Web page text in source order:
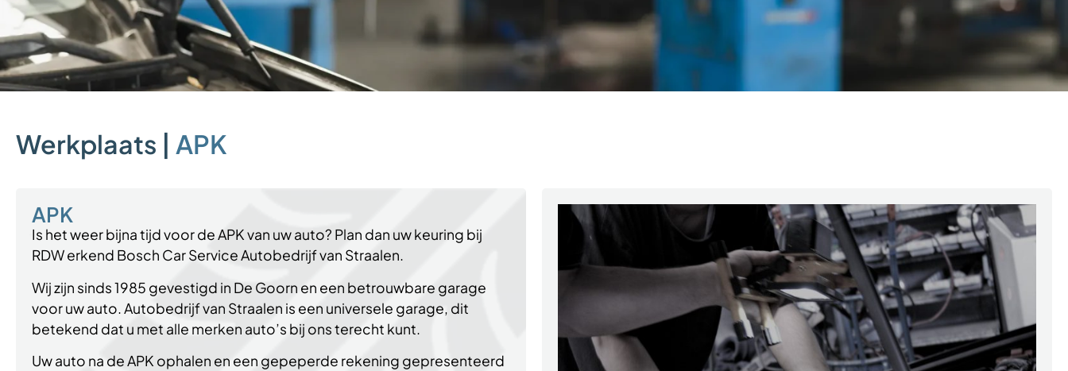
Werkplaats | APK
APK
Is het weer bijna tijd voor de APK van uw auto? Plan dan uw keuring bij
RDW erkend Bosch Car Service Autobedrijf van Straalen.
Wij zijn sinds 1985 gevestigd in De Goorn en een betrouwbare garage
voor uw auto. Autobedrijf van Straalen is een universele garage, dit
betekend dat u met alle merken auto’s bij ons terecht kunt.
Uw auto na de APK ophalen en een gepeperde rekening gepresenteerd